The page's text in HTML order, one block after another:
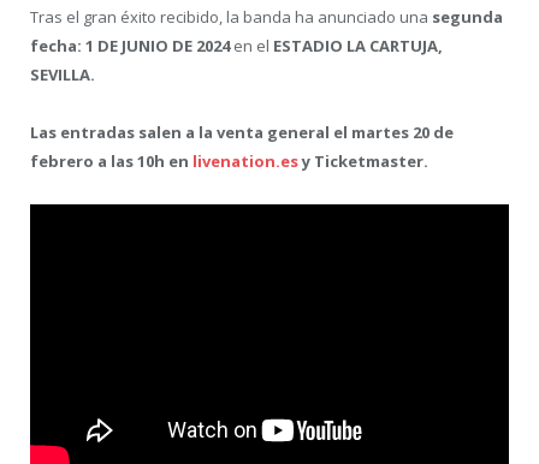
Tras el gran éxito recibido, la banda ha anunciado una segunda
fecha: 1 DE JUNIO DE 2024en el ESTADIO LA CARTUJA,
SEVILLA.
Las entradas salen a la venta general el martes 20 de
febrero a las 10h en livenation.esy Ticketmaster.